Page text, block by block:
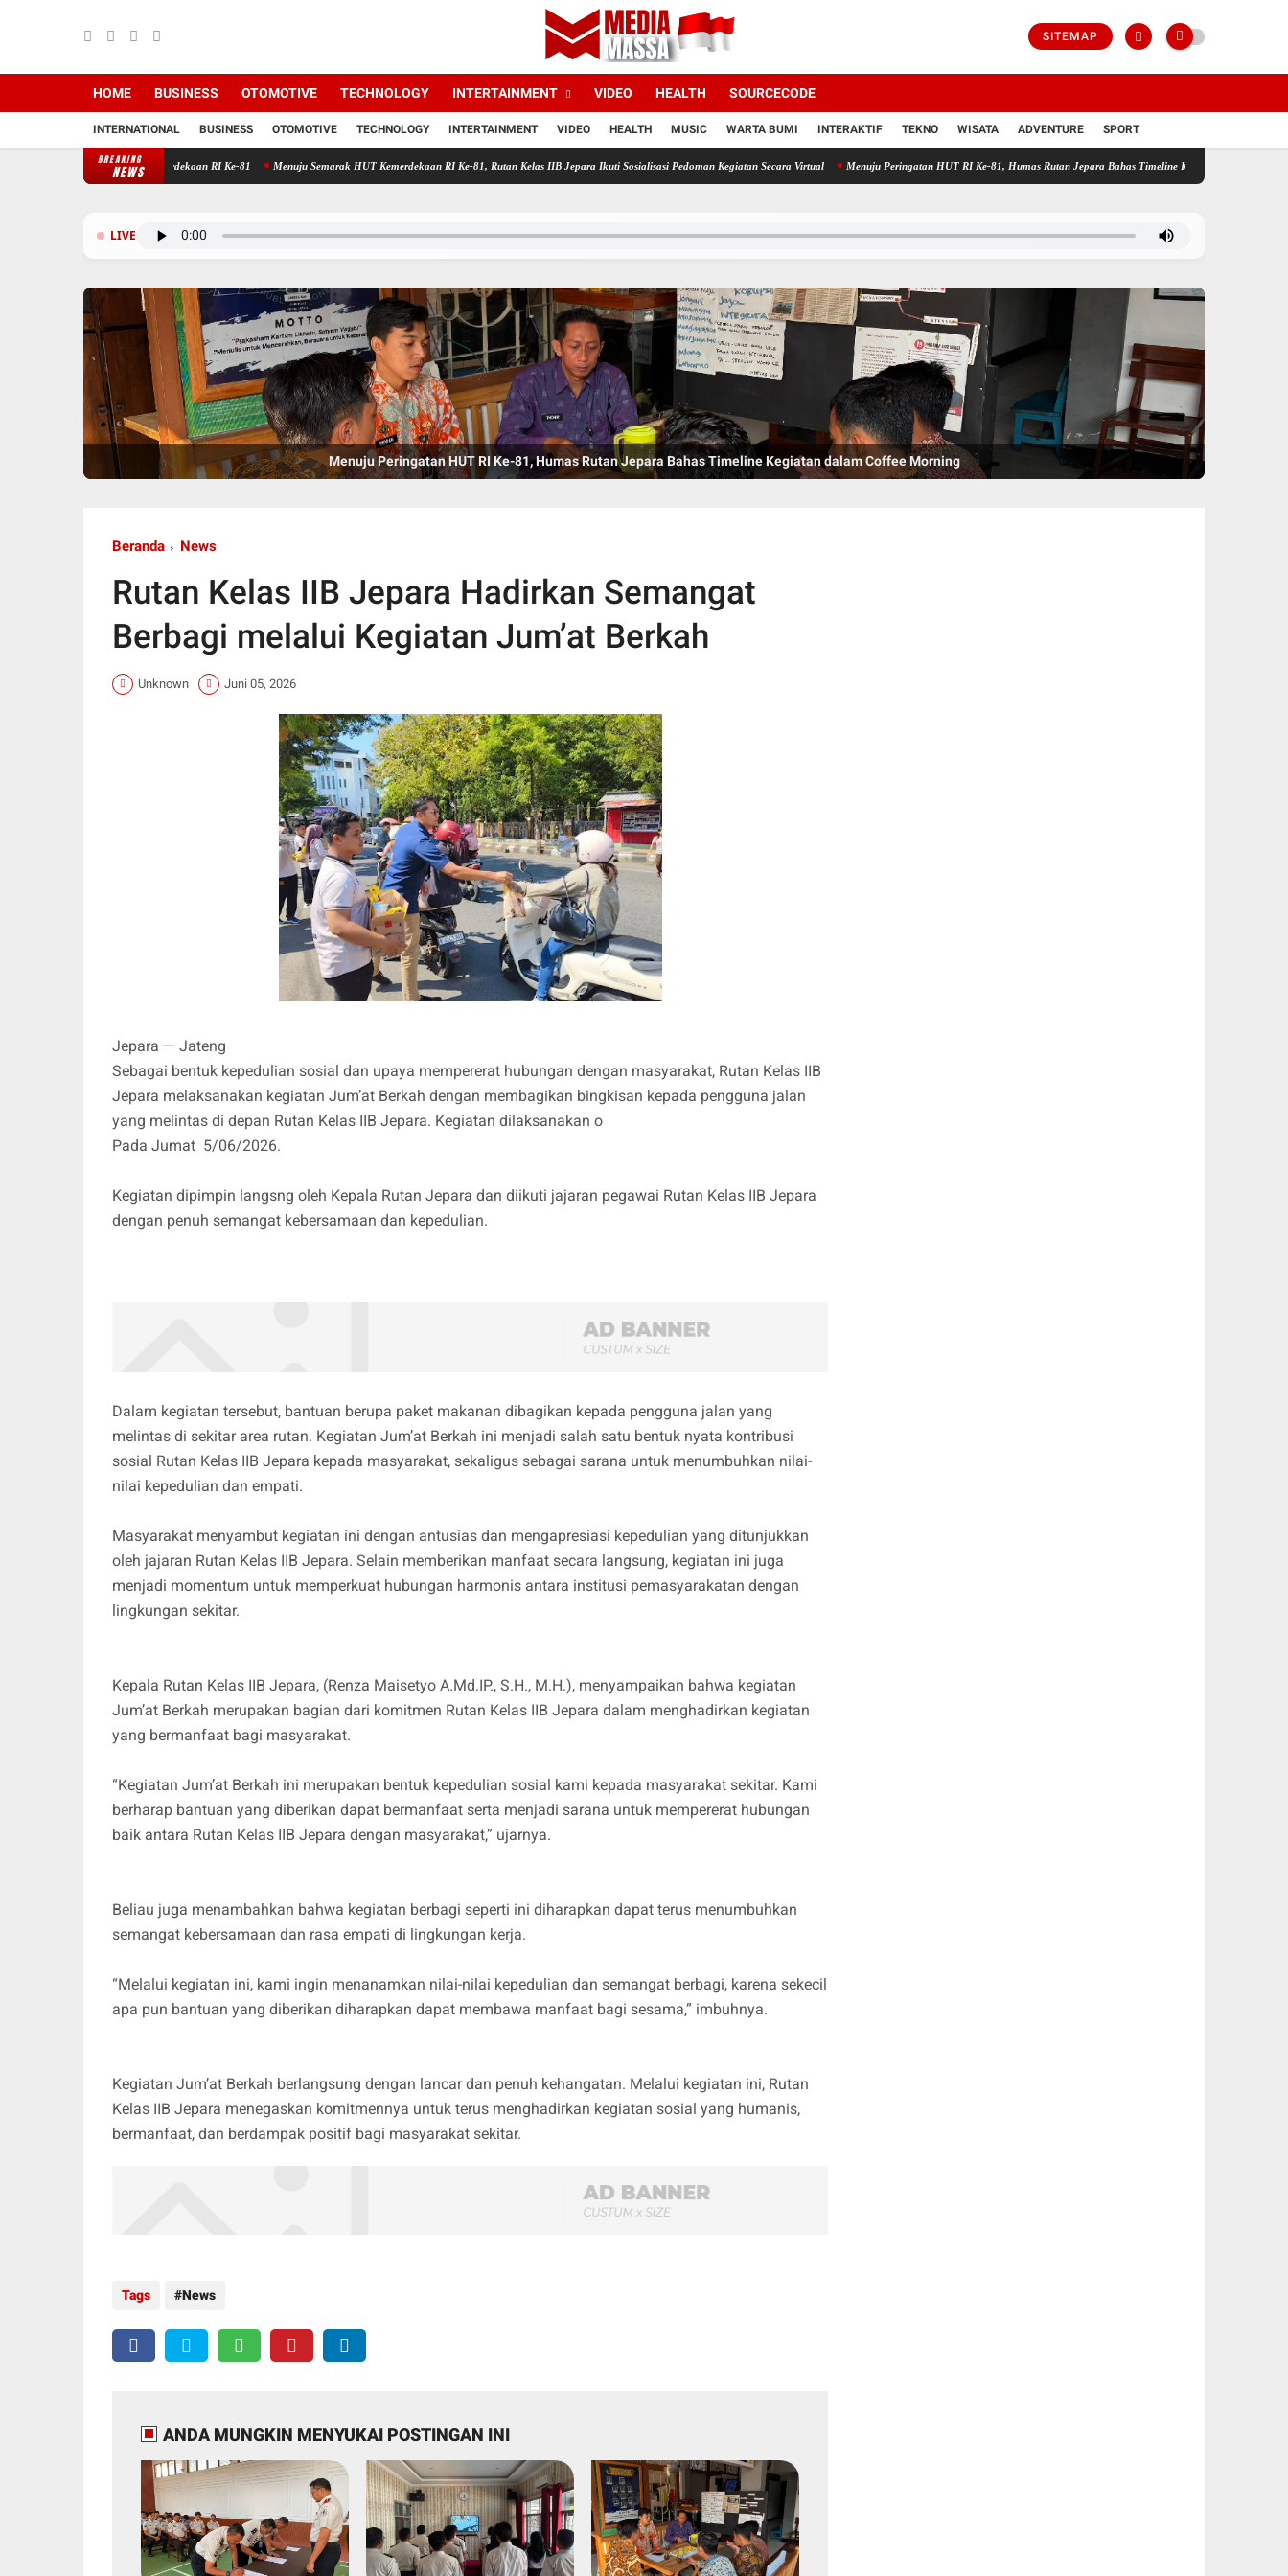
SITEMAP
HOME BUSINESS OTOMOTIVE TECHNOLOGY INTERTAINMENT VIDEO HEALTH SOURCECODE
INTERNATIONAL BUSINESS OTOMOTIVE TECHNOLOGY INTERTAINMENT VIDEO HEALTH MUSIC WARTA BUMI INTERAKTIF TEKNO WISATA ADVENTURE SPORT
BREAKING
NEWS
Semarak HUT Kemerdekaan RI Ke-81 Menuju Semarak HUT Kemerdekaan RI Ke-81, Rutan Kelas IIB Jepara Ikuti Sosialisasi Pedoman Kegiatan Secara Virtual Menuju Peringatan HUT RI Ke-81, Humas Rutan Jepara Bahas Timeline Kegiatan dalam Coffee Morning
LIVE
Menuju Peringatan HUT RI Ke-81, Humas Rutan Jepara Bahas Timeline Kegiatan dalam Coffee Morning
Beranda News
Rutan Kelas IIB Jepara Hadirkan Semangat
Berbagi melalui Kegiatan Jum’at Berkah
Unknown Juni 05, 2026
Jepara — Jateng
Sebagai bentuk kepedulian sosial dan upaya mempererat hubungan dengan masyarakat, Rutan Kelas IIB
Jepara melaksanakan kegiatan Jum’at Berkah dengan membagikan bingkisan kepada pengguna jalan
yang melintas di depan Rutan Kelas IIB Jepara. Kegiatan dilaksanakan o
Pada Jumat 5/06/2026.
Kegiatan dipimpin langsng oleh Kepala Rutan Jepara dan diikuti jajaran pegawai Rutan Kelas IIB Jepara
dengan penuh semangat kebersamaan dan kepedulian.
Dalam kegiatan tersebut, bantuan berupa paket makanan dibagikan kepada pengguna jalan yang
melintas di sekitar area rutan. Kegiatan Jum’at Berkah ini menjadi salah satu bentuk nyata kontribusi
sosial Rutan Kelas IIB Jepara kepada masyarakat, sekaligus sebagai sarana untuk menumbuhkan nilai-
nilai kepedulian dan empati.
Masyarakat menyambut kegiatan ini dengan antusias dan mengapresiasi kepedulian yang ditunjukkan
oleh jajaran Rutan Kelas IIB Jepara. Selain memberikan manfaat secara langsung, kegiatan ini juga
menjadi momentum untuk memperkuat hubungan harmonis antara institusi pemasyarakatan dengan
lingkungan sekitar.
Kepala Rutan Kelas IIB Jepara, (Renza Maisetyo A.Md.IP., S.H., M.H.), menyampaikan bahwa kegiatan
Jum’at Berkah merupakan bagian dari komitmen Rutan Kelas IIB Jepara dalam menghadirkan kegiatan
yang bermanfaat bagi masyarakat.
“Kegiatan Jum’at Berkah ini merupakan bentuk kepedulian sosial kami kepada masyarakat sekitar. Kami
berharap bantuan yang diberikan dapat bermanfaat serta menjadi sarana untuk mempererat hubungan
baik antara Rutan Kelas IIB Jepara dengan masyarakat,” ujarnya.
Beliau juga menambahkan bahwa kegiatan berbagi seperti ini diharapkan dapat terus menumbuhkan
semangat kebersamaan dan rasa empati di lingkungan kerja.
“Melalui kegiatan ini, kami ingin menanamkan nilai-nilai kepedulian dan semangat berbagi, karena sekecil
apa pun bantuan yang diberikan diharapkan dapat membawa manfaat bagi sesama,” imbuhnya.
Kegiatan Jum’at Berkah berlangsung dengan lancar dan penuh kehangatan. Melalui kegiatan ini, Rutan
Kelas IIB Jepara menegaskan komitmennya untuk terus menghadirkan kegiatan sosial yang humanis,
bermanfaat, dan berdampak positif bagi masyarakat sekitar.
Tags News
ANDA MUNGKIN MENYUKAI POSTINGAN INI